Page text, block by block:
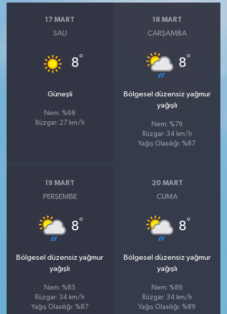
17 MART
SALI
8°
Güneşli
Nem: %68
Rüzgar: 27 km/h
18 MART
ÇARŞAMBA
8°
Bölgesel düzensiz yağmur
yağışlı
Nem: %76
Rüzgar: 34 km/h
Yağış Olasılığı: %87
19 MART
PERŞEMBE
8°
Bölgesel düzensiz yağmur
yağışlı
Nem: %85
Rüzgar: 34 km/h
Yağış Olasılığı: %87
20 MART
CUMA
8°
Bölgesel düzensiz yağmur
yağışlı
Nem: %86
Rüzgar: 34 km/h
Yağış Olasılığı: %89